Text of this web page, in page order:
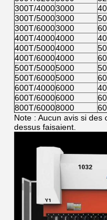
300T/40003000
300T/50003000
300T/60003000
400T/40004000
400T/50004000
400T/60004000
500T/50005000
500T/60005000
600T/40006000
600T/60006000
800T/60008000
Note : Aucun avis si des
dessus faisaient.